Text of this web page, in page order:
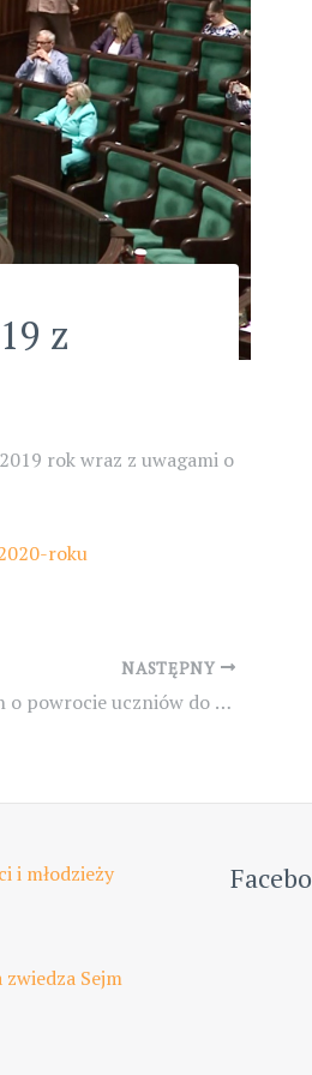
z
rok wraz z uwagami o
roku
NASTĘPNY
Fakty po Faktach o powrocie uczniów do szkół
i młodzieży
Sejm